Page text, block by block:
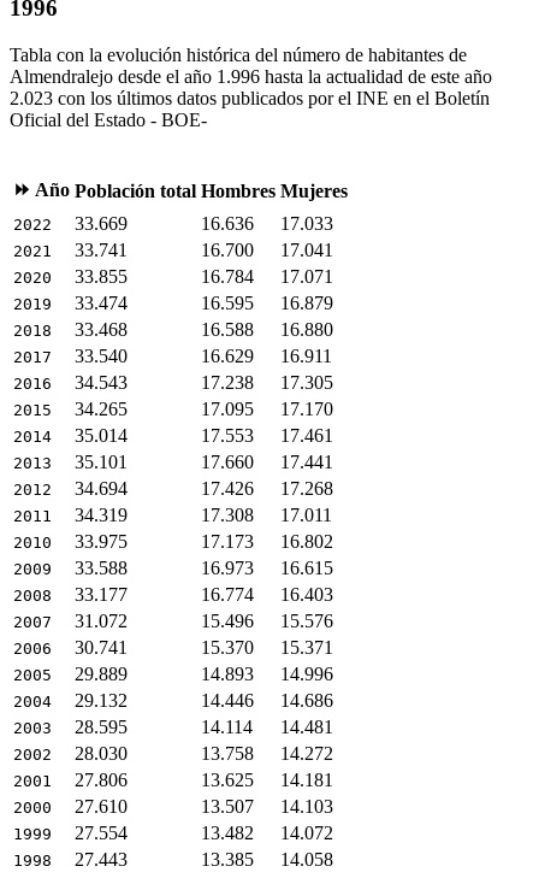
1996
Tabla con la evolución histórica del número de habitantes de
Almendralejo desde el año 1.996 hasta la actualidad de este año
2.023 con los últimos datos publicados por el INE en el Boletín
Oficial del Estado - BOE-
⏩ Año Población total Hombres Mujeres
2022 33.669 16.636 17.033
2021 33.741 16.700 17.041
2020 33.855 16.784 17.071
2019 33.474 16.595 16.879
2018 33.468 16.588 16.880
2017 33.540 16.629 16.911
2016 34.543 17.238 17.305
2015 34.265 17.095 17.170
2014 35.014 17.553 17.461
2013 35.101 17.660 17.441
2012 34.694 17.426 17.268
2011 34.319 17.308 17.011
2010 33.975 17.173 16.802
2009 33.588 16.973 16.615
2008 33.177 16.774 16.403
2007 31.072 15.496 15.576
2006 30.741 15.370 15.371
2005 29.889 14.893 14.996
2004 29.132 14.446 14.686
2003 28.595 14.114 14.481
2002 28.030 13.758 14.272
2001 27.806 13.625 14.181
2000 27.610 13.507 14.103
1999 27.554 13.482 14.072
1998 27.443 13.385 14.058